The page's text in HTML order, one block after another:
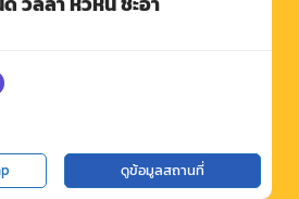
ดูข้อมูลสถานที่